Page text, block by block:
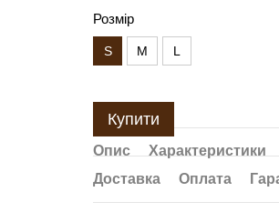
Розмір
S M L
Купити
Опис
Характеристики
Доставка
Оплата